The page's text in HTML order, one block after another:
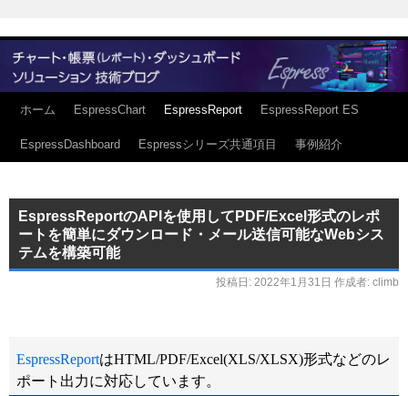
ホーム EspressChart EspressReport EspressReport ES
EspressDashboard Espressシリーズ共通項目 事例紹介
EspressReportのAPIを使用してPDF/Excel形式のレポ
ートを簡単にダウンロード・メール送信可能なWebシス
テムを構築可能
投稿日: 2022年1月31日 作成者: climb
EspressReportはHTML/PDF/Excel(XLS/XLSX)形式などのレ
ポート出力に対応しています。